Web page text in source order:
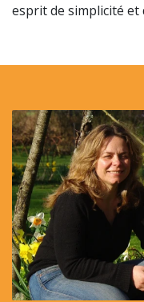
esprit de simplicité et